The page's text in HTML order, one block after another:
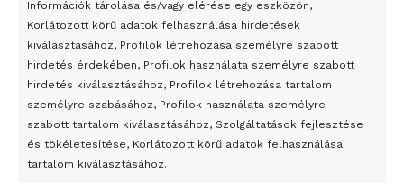
Információk tárolása és/vagy elérése egy eszközön,
Korlátozott körű adatok felhasználása hirdetések
kiválasztásához, Profilok létrehozása személyre szabott
hirdetés érdekében, Profilok használata személyre szabott
hirdetés kiválasztásához, Profilok létrehozása tartalom
személyre szabásához, Profilok használata személyre
szabott tartalom kiválasztásához, Szolgáltatások fejlesztése
és tökéletesítése, Korlátozott körű adatok felhasználása
tartalom kiválasztásához.
Átmenetileg szünetelnek az összecsapások Bahmutnál
Egy vagyonért adták el Banksy művét miután elégették.
Az 1950-ben elhunyt alkotók művei szabadon
felhasználhatóvá válnak